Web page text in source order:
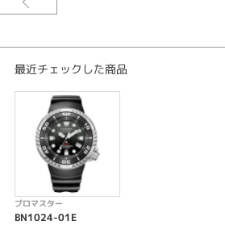
重量:143g
ケースサイズ(横幅):46.0mm
ケース:ステンレス
ガラス:サファイアガラス（無反射コーティング）
バンド:美錠タイプ
＜機能特長＞
-充電警告機能
-過充電防止機能
-クイックスタート機能
-フル充電時約1年可動
最近チェックした商品
プロマスター
BN1024-01E